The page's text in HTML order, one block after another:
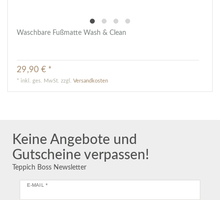
Waschbare Fußmatte Wash & Clean
29,90 € *
* inkl. ges. MwSt. zzgl.Versandkosten
Keine Angebote und
Gutscheine verpassen!
Teppich Boss Newsletter
E-MAIL *